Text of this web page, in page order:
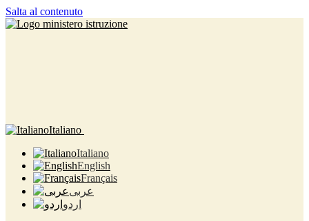
Salta al contenuto
Italiano
Italiano
English
Français
عربى
اردو